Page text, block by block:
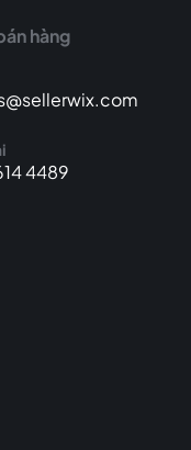
hàng
4489